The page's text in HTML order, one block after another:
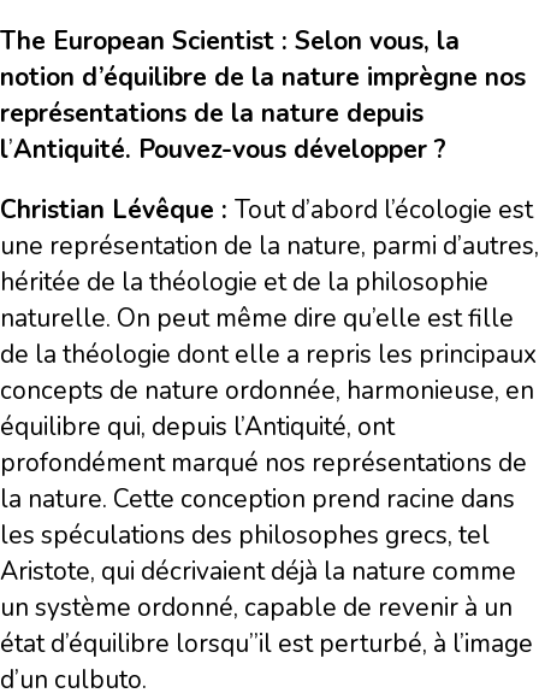
The European Scientist : Selon vous, la
notion d’équilibre de la nature imprègne nos
représentations de la nature depuis
l’Antiquité. Pouvez-vous développer ?
Christian Lévêque : Tout d’abord l’écologie est
une représentation de la nature, parmi d’autres,
héritée de la théologie et de la philosophie
naturelle. On peut même dire qu’elle est fille
de la théologie dont elle a repris les principaux
concepts de nature ordonnée, harmonieuse, en
équilibre qui, depuis l’Antiquité, ont
profondément marqué nos représentations de
la nature. Cette conception prend racine dans
les spéculations des philosophes grecs, tel
Aristote, qui décrivaient déjà la nature comme
un système ordonné, capable de revenir à un
état d’équilibre lorsqu’’il est perturbé, à l’image
d’un culbuto.